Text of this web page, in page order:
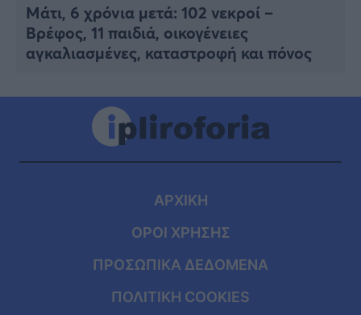
Μάτι, 6 χρόνια μετά: 102 νεκροί –
Βρέφος, 11 παιδιά, οικογένειες
αγκαλιασμένες, καταστροφή και πόνος
ΑΡΧΙΚΗ
ΟΡΟΙ ΧΡΗΣΗΣ
ΠΡΟΣΩΠΙΚΑ ΔΕΔΟΜΕΝΑ
ΠΟΛΙΤΙΚΗ COOKIES